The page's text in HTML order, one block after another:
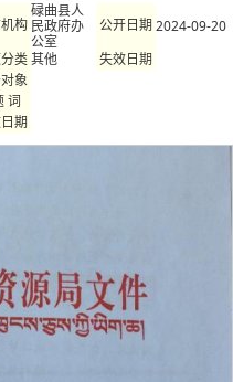
构
碌曲县人
民政府办
公室
公开日期 2024-09-20
类 其他
失效日期
象
词
期